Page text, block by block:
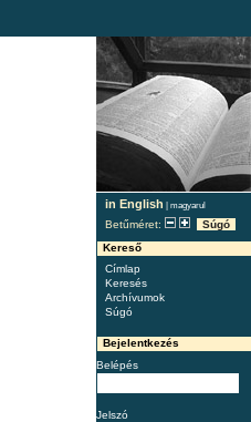
in English | magyarul
Betűméret:
Súgó
Kereső
Címlap
Keresés
Archívumok
Súgó
Bejelentkezés
Belépés
Jelszó